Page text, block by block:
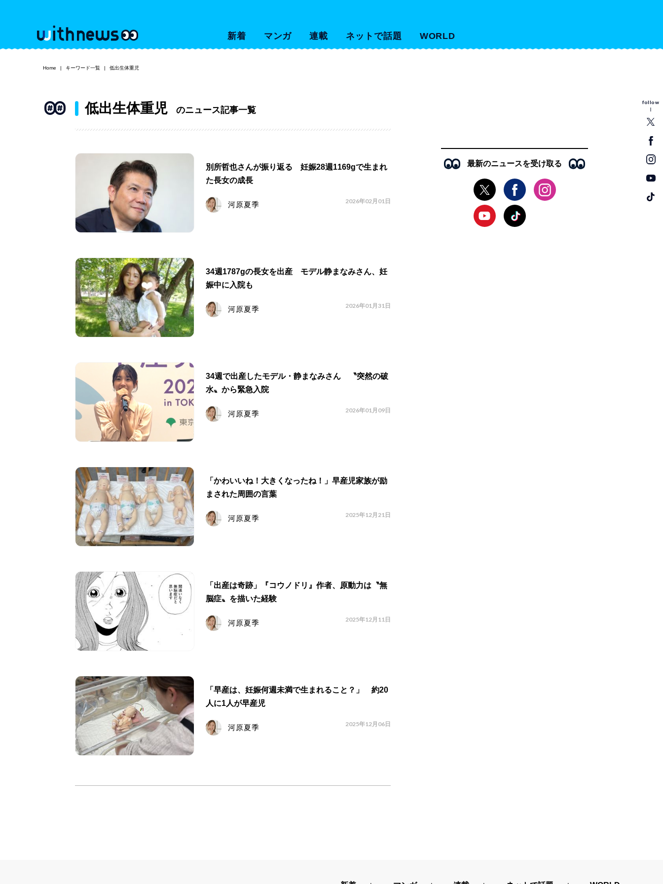
新着 マンガ 連載 ネットで話題 WORLD
follow
Home キーワード一覧 低出生体重児
低出生体重児 のニュース記事一覧
別所哲也さんが振り返る 妊娠28週1169gで生まれ
た長女の成長
河原夏季 2026年02月01日
34週1787gの長女を出産 モデル静まなみさん、妊
娠中に入院も
河原夏季 2026年01月31日
34週で出産したモデル・静まなみさん 〝突然の破
水〟から緊急入院
河原夏季 2026年01月09日
「かわいいね！大きくなったね！」早産児家族が励
まされた周囲の言葉
河原夏季 2025年12月21日
「出産は奇跡」『コウノドリ』作者、原動力は〝無
脳症〟を描いた経験
河原夏季 2025年12月11日
「早産は、妊娠何週未満で生まれること？」 約20
人に1人が早産児
河原夏季 2025年12月06日
最新のニュースを受け取る